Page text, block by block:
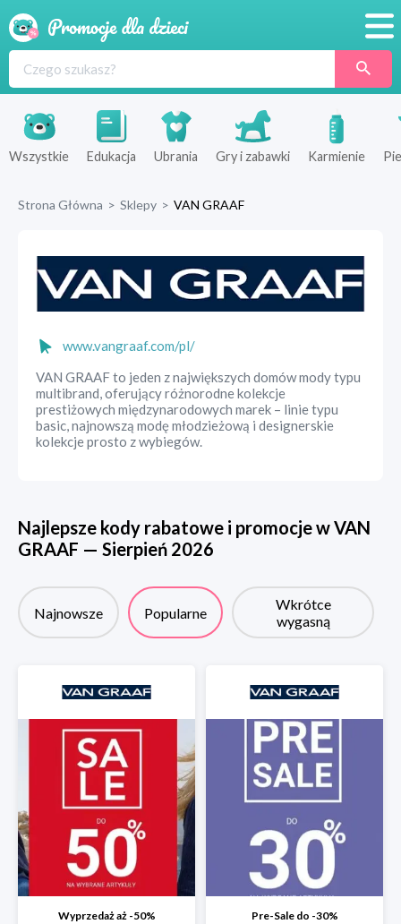
Produkty
Sklepy
Wszystkie Edukacja Ubrania Gry i zabawki Karmienie
Strona Główna > Sklepy > VAN GRAAF
www.vangraaf.com/pl/
VAN GRAAF to jeden z największych domów mody typu
multibrand, oferujący różnorodne kolekcje
prestiżowych międzynarodowych marek – linie typu
basic, najnowszą modę młodzieżową i designerskie
kolekcje prosto z wybiegów.
Najlepsze kody rabatowe i promocje wVAN
GRAAF — Sierpień 2026
Najnowsze Popularne
Wkrótce
wygasną
Wyprzedaż aż -50% Pre-Sale do -30%